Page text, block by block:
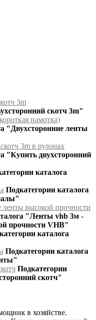
3m
скотч 3m"
намотка)
"Двухсторонние ленты
3m в рулонах
"Купить двухсторонний
каталога
Подкатегории каталога
высокой прочности
"Ленты vhb 3м -
прочности VHB"
каталога
Подкатегории каталога
Подкатегории
скотч"
в хозяйстве.